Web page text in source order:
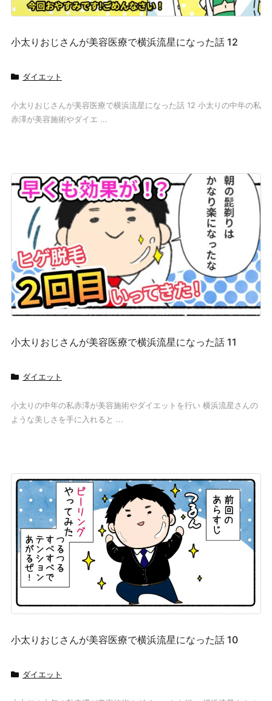
小太りおじさんが美容医療で横浜流星になった話 12
ダイエット
小太りおじさんが美容医療で横浜流星になった話 12 小太りの中年の私
赤澤が美容施術やダイエ ...
小太りおじさんが美容医療で横浜流星になった話 11
ダイエット
小太りの中年の私赤澤が美容施術やダイエットを行い 横浜流星さんの
ような美しさを手に入れると ...
小太りおじさんが美容医療で横浜流星になった話 10
ダイエット